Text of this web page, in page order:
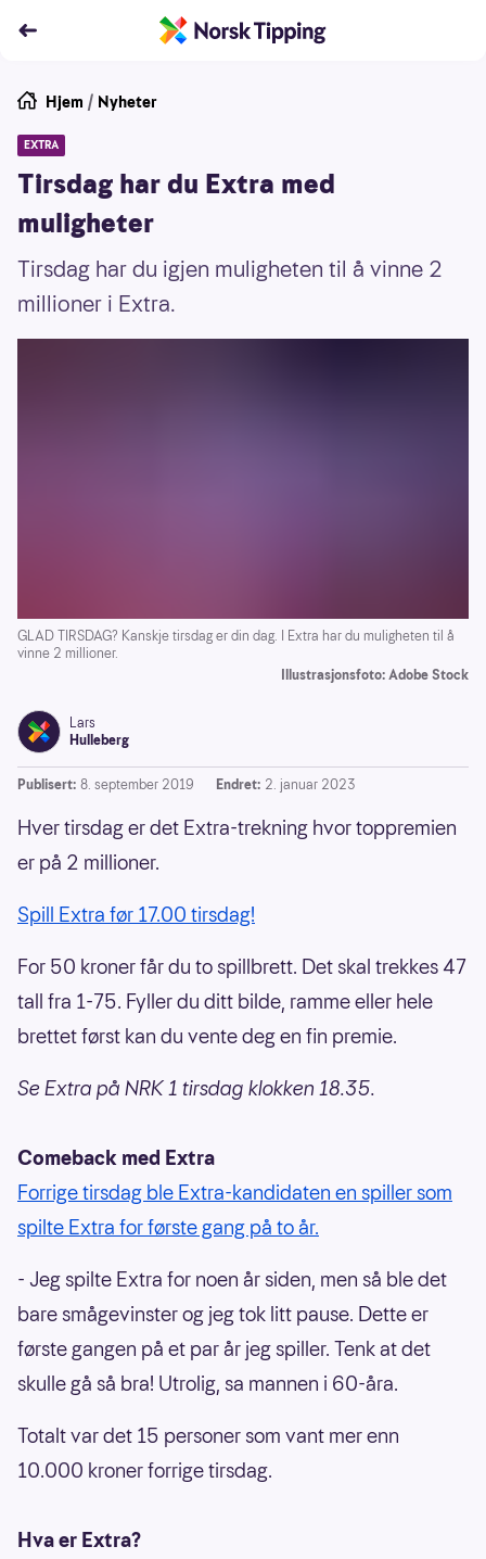
Hjem / Nyheter
EXTRA
Tirsdag har du Extra med
muligheter
Tirsdag har du igjen muligheten til å vinne 2
millioner i Extra.
GLAD TIRSDAG? Kanskje tirsdag er din dag. I Extra har du muligheten til å
vinne 2 millioner.
Illustrasjonsfoto: Adobe Stock
Lars
Hulleberg
Publisert: 8. september 2019 Endret: 2. januar 2023
Hver tirsdag er det Extra-trekning hvor toppremien
er på 2 millioner.
Spill Extra før 17.00 tirsdag!
For 50 kroner får du to spillbrett. Det skal trekkes 47
tall fra 1-75. Fyller du ditt bilde, ramme eller hele
brettet først kan du vente deg en fin premie.
Se Extra på NRK 1 tirsdag klokken 18.35.
Comeback med Extra
Forrige tirsdag ble Extra-kandidaten en spiller som
spilte Extra for første gang på to år.
- Jeg spilte Extra for noen år siden, men så ble det
bare smågevinster og jeg tok litt pause. Dette er
første gangen på et par år jeg spiller. Tenk at det
skulle gå så bra! Utrolig, sa mannen i 60-åra.
Totalt var det 15 personer som vant mer enn
10.000 kroner forrige tirsdag.
Hva er Extra?